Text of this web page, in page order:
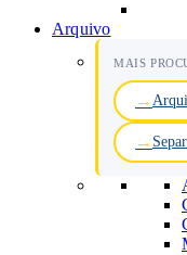
Arquivo
MAIS